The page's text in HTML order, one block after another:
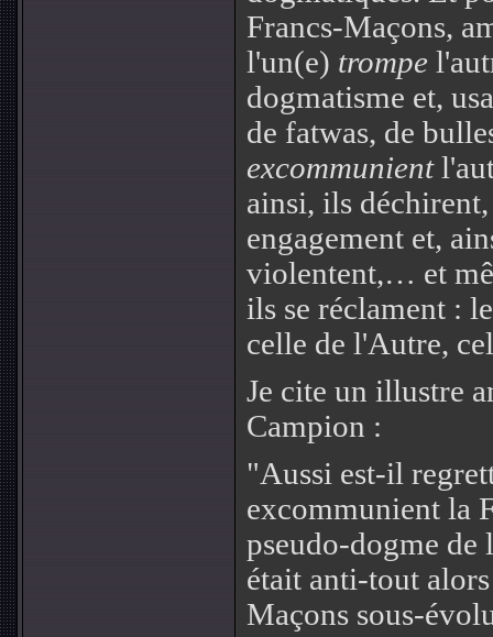
Francs-Maçons,
l'un(e) trompe
dogmatisme et,
de fatwas, de
excommunient
ainsi, ils
engagement et,
violentent,… et
ils se réclament :
celle de l'Autre,
Je cite un illustre
Campion :
"Aussi est-il
excommunient la
pseudo-dogme
était anti-tout
Maçons sous-